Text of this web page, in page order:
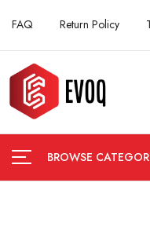
FAQ Return Policy
BROWSE